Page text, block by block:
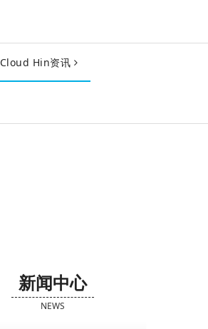
Cloud Hin资讯
新闻中心
NEWS